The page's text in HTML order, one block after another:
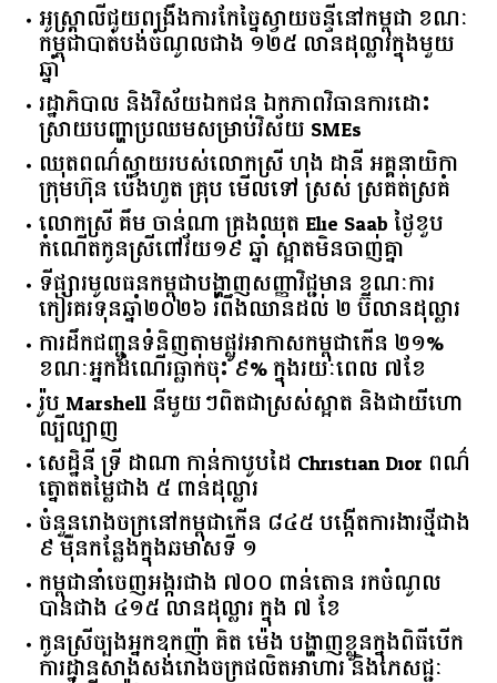
អូស្ត្រាលី​ជួយ​ពង្រឹង​ការ​កែច្នៃ​ស្វាយចន្ទី​នៅ​កម្ពុជា​ ​ខណៈ​
កម្ពុជា​បាត់បង់​ចំណូល​ជាង​ ​១២៥​ ​លាន​ដុល្លារ​ក្នុង​មួយ​
ឆ្នាំ​
រដ្ឋាភិបាល​ ​និង​វិស័យ​ឯកជន ​ឯកភាព​វិធានការ​ដោះ
ស្រាយ​បញ្ហា​ប្រឈម​​សម្រាប់​វិស័យ​ ​SMEs​
ឈុតពណ៌ស្វាយរបស់លោកស្រី ហុង ដានី អគ្គ​នាយិកា​
ក្រុមហ៊ុន ប៉េងហួត គ្រុប មើលទៅ ស្រស់ ស្រគត់ស្រគំ
លោកស្រី គឹម ចាន់ណា គ្រងឈុត Elie Saab ថ្ងៃខួប
កំណើតកូនស្រីពៅវ័យ១៩ ឆ្នាំ ស្អាតមិនចាញ់គ្នា
ទីផ្សារ​មូលធន​កម្ពុជា​បង្ហាញ​សញ្ញា​វិជ្ជមាន​ ​ខណៈ​ការ​
កៀរគរ​ទុន​ឆ្នាំ​២០២៦​ ​រំពឹង​ឈានដល់​ ​២​ ​ប៊ីលាន​ដុល្លារ​
ការដឹកជញ្ជូនទំនិញតាមផ្លូវអាកាសកម្ពុជាកើន ២១%
ខណៈអ្នកដំណើរធ្លាក់ចុះ ៩% ក្នុងរយៈពេល ៧ខែ
រ៉ូប Marshell នីមួយៗពិតជាស្រស់ស្អាត និងជាយីហោ
ល្បីល្បាញ
សេដ្ឋិនី ទ្រី ដាណា កាន់កាបូបដៃ Christian Dior ពណ៌
ត្នោតតម្លៃជាង ៥ ពាន់ដុល្លារ
ចំនួន​រោងចក្រ​នៅ​កម្ពុជា​កើន​ ​៨៤៥​ ​បង្កើត​ការងារ​ថ្មី​ជាង​
​៩​ ​ម៉ឺន​កន្លែង​ក្នុង​ឆមាស​ទី ​១​
កម្ពុជានាំចេញអង្ករជាង ៧០០ ពាន់តោន រកចំណូល
បានជាង ៤១៥ លានដុល្លារ ក្នុង ៧ ខែ
កូនស្រីច្បងអ្នកឧកញ៉ា គិត ម៉េង បង្ហាញខ្លួនក្នុងពិធីបើក
ការដ្ឋានសាងសង់រោងចក្រផលិតអាហារ និងភេសជ្ជៈ